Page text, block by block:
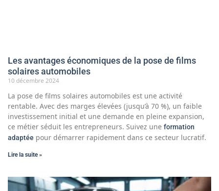
Les avantages économiques de la pose de films
solaires automobiles
10 décembre 2024
La pose de films solaires automobiles est une activité
rentable. Avec des marges élevées (jusqu’à 70 %), un faible
investissement initial et une demande en pleine expansion,
ce métier séduit les entrepreneurs. Suivez une formation
adaptée pour démarrer rapidement dans ce secteur lucratif.
Lire la suite »